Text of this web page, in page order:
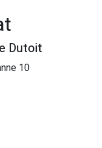
Dutoit
10